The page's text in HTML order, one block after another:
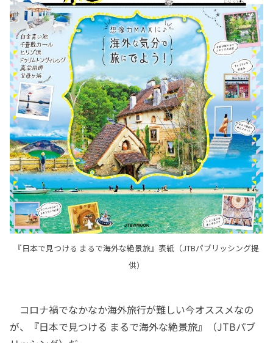
『日本で見つける まるで海外な絶景旅』表紙（JTBパブリッシング提
供）
コロナ禍でなかなか海外旅行が難しい今オススメなの
が、『日本で見つける まるで海外な絶景旅』（JTBパブ